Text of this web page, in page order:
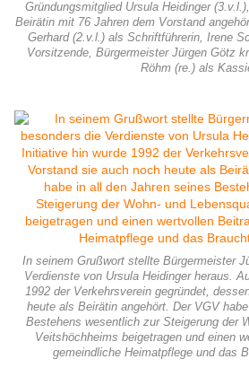
Gründungsmitglied Ursula Heidinger
Beirätin mit 76 Jahren dem Vorstand
Gerhard (2.v.l.) als Schriftführerin, Irene
Vorsitzende, Bürgermeister Jürgen Götz
Röhm (re.) als
In seinem Grußwort stellte Bürgermeister
Verdienste von Ursula Heidinger heraus.
1992 der Verkehrsverein gegründet,
heute als Beirätin angehört. Der VGV
Bestehens wesentlich zur Steigerung der
Veitshöchheims beigetragen und einen
gemeindliche Heimatpflege und das